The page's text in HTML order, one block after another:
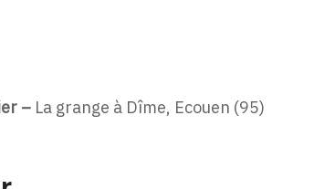
– La grange à Dîme, Ecouen (95)